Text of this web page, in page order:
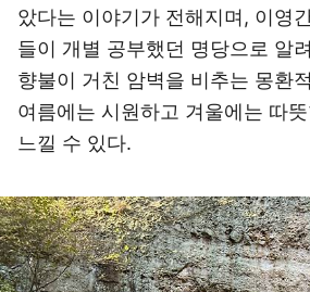
았다는 이야기가 전해지며, 이영
들이 개별 공부했던 명당으로 알
향불이 거친 암벽을 비추는 몽환
여름에는 시원하고 겨울에는 따
느낄 수 있다.